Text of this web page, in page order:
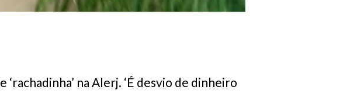
na Alerj. ‘É desvio de dinheiro